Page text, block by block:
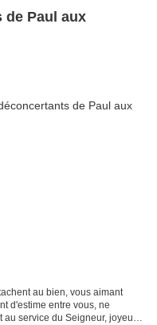
de Paul aux
au bien, vous aimant
d'estime entre vous, ne
service du Seigneur, joyeux